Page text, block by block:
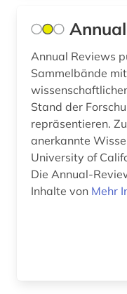
Annual Reviews
Sammelbände
Stand der
repräsentieren.
anerkannte
University of
Die Annual-
Inhalte von Mehr